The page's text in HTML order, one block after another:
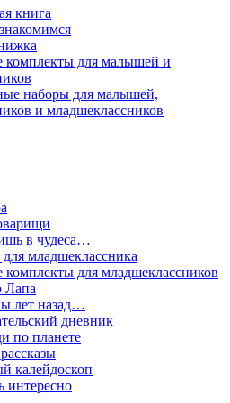
книга
для малышей и
наборы для малышей,
и младшеклассников
в чудеса…
младшеклассника
для младшеклассников
Лапа
лет назад…
дневник
по планете
калейдоскоп
интересно